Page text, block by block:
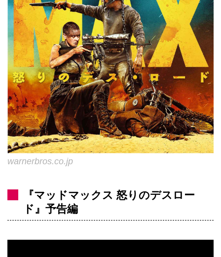
warnerbros.co.jp
『マッドマックス 怒りのデスロー
ド』予告編